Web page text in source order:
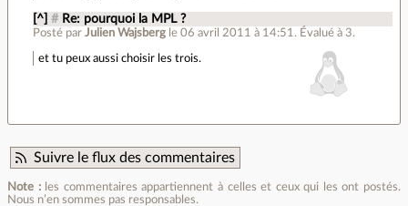
[^] # Re: pourquoi la MPL ?
Posté parJulien Wajsberg le 06 avril 2011 à 14:51 . Évalué à 3.
et tu peux aussi choisir les trois.
Suivre le flux des commentaires
Note :les commentaires appartiennent à celles et ceux qui les ont postés.
Nous n’en sommes pas responsables.